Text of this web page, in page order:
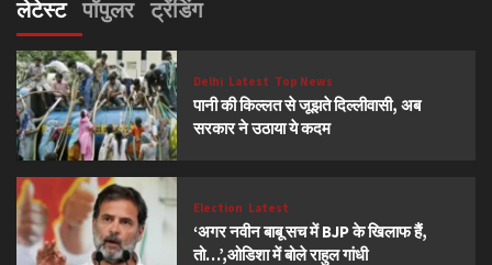
लेटेस्ट पॉपुलर ट्रेंडिंग
Delhi Latest Top News
पानी की किल्लत से जूझते दिल्लीवासी, अब
सरकार ने उठाया ये कदम
Election Latest
‘अगर नवीन बाबू सच में BJP के खिलाफ हैं,
तो…’,ओडिशा में बोले राहुल गांधी